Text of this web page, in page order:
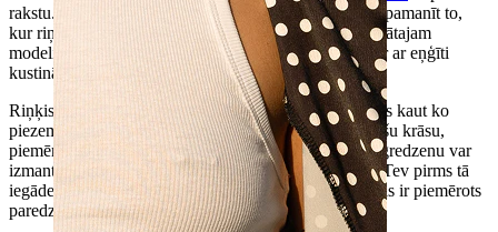
rakstu. Pateicoties tās pārdomātajam dizainam, uzreiz pamanīt to,
kur riņķi var atvērt un noslēgt nebūs vienkārši. Piedāvātajam
modelim nav nekādu noņemamu detaļu, tā vietā tam ir ar eņģīti
kustināms riņķa posms.
Riņķis ir pieejams dažādos izmēros un krāsās. Ja vēlies kaut ko
piezemētāku, tad izvēlies mazāko izmēru ar neuzkrītošu krāsu,
piemēram, sudraba vai melnu. Šo vienkāršo pīrsingu gredzenu var
izmantot dažādos ķermeņa pīrsingos. Tomēr iesakām Tev pirms tā
iegādes pārliecināties par to, ka izvēlētā izmēra modelis ir piemērots
paredzētajam pīrsingam.